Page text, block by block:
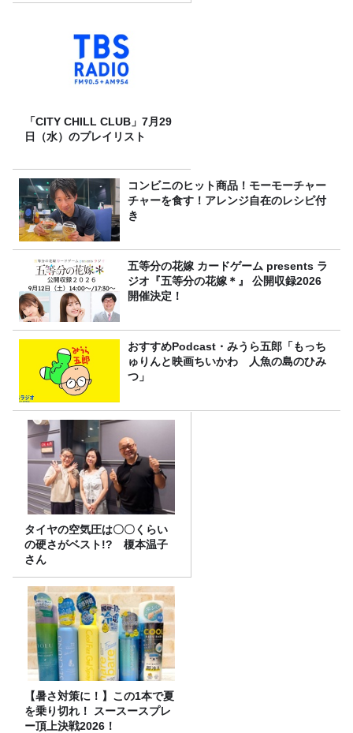
「CITY CHILL CLUB」7月29
日（水）のプレイリスト
コンビニのヒット商品！モーモーチャー
チャーを食す！アレンジ自在のレシピ付
き
五等分の花嫁 カードゲーム presents ラ
ジオ『五等分の花嫁＊』 公開収録2026
開催決定！
おすすめPodcast・みうら五郎「もっち
ゅりんと映画ちいかわ 人魚の島のひみ
つ」
タイヤの空気圧は〇〇くらい
の硬さがベスト!? 榎本温子
さん
【暑さ対策に！】この1本で夏
を乗り切れ！ スースースプレ
ー頂上決戦2026！